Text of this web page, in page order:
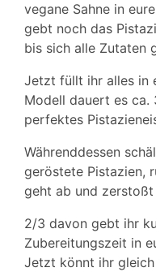
vegane Sahne in
gebt noch das
bis sich alle Zutaten
Jetzt füllt ihr alles in
Modell dauert es ca.
perfektes
Währenddessen
geröstete Pistazien,
geht ab und zerstoßt
2/3 davon gebt ihr
Zubereitungszeit in
Jetzt könnt ihr